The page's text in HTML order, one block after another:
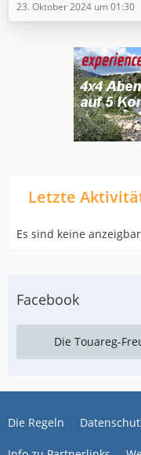
23. Oktober 2024 um 01:30
Letzte
Es sind keine
Facebook
Die Touareg-
Die Regeln